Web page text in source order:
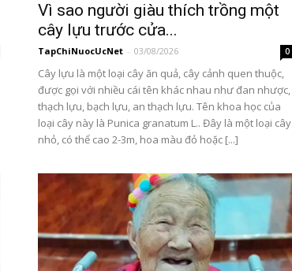
Vì sao người giàu thích trồng một
cây lựu trước cửa...
TapChiNuocUcNet - 03/08/2026 0
Cây lựu là một loại cây ăn quả, cây cảnh quen thuộc,
được gọi với nhiều cái tên khác nhau như đan nhược,
thạch lựu, bạch lựu, an thạch lựu. Tên khoa học của
loại cây này là Punica granatum L.. Đây là một loại cây
nhỏ, có thể cao 2-3m, hoa màu đỏ hoặc [...]